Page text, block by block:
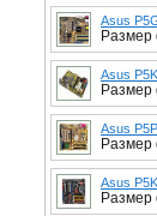
Asus
Размер
Asus
Размер
Asus
Размер
Asus
Размер